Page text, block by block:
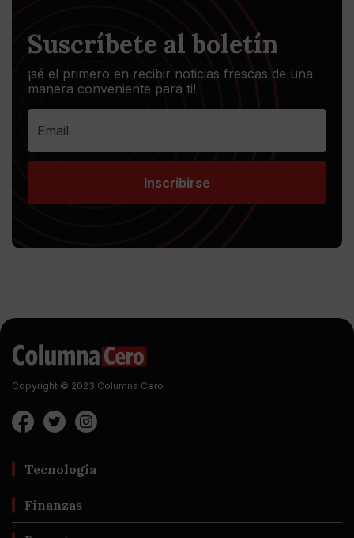
Suscríbete al boletín
¡sé el primero en recibir noticias frescas de una
manera conveniente para ti!
Inscribirse
Copyright © 2023 Columna Cero
Tecnología
Finanzas